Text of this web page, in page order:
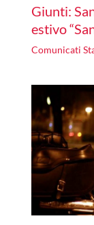
Giunti:
estivo
Comunicati